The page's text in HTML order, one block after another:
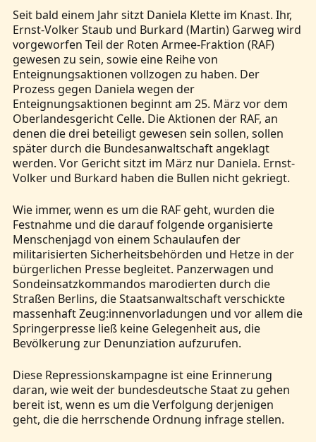
Seit bald einem Jahr sitzt Daniela Klette im Knast. Ihr,
Ernst-Volker Staub und Burkard (Martin) Garweg wird
vorgeworfen Teil der Roten Armee-Fraktion (RAF)
gewesen zu sein, sowie eine Reihe von
Enteignungsaktionen vollzogen zu haben. Der
Prozess gegen Daniela wegen der
Enteignungsaktionen beginnt am 25. März vor dem
Oberlandesgericht Celle. Die Aktionen der RAF, an
denen die drei beteiligt gewesen sein sollen, sollen
später durch die Bundesanwaltschaft angeklagt
werden. Vor Gericht sitzt im März nur Daniela. Ernst-
Volker und Burkard haben die Bullen nicht gekriegt.
Wie immer, wenn es um die RAF geht, wurden die
Festnahme und die darauf folgende organisierte
Menschenjagd von einem Schaulaufen der
militarisierten Sicherheitsbehörden und Hetze in der
bürgerlichen Presse begleitet. Panzerwagen und
Sondeinsatzkommandos marodierten durch die
Straßen Berlins, die Staatsanwaltschaft verschickte
massenhaft Zeug:innenvorladungen und vor allem die
Springerpresse ließ keine Gelegenheit aus, die
Bevölkerung zur Denunziation aufzurufen.
Diese Repressionskampagne ist eine Erinnerung
daran, wie weit der bundesdeutsche Staat zu gehen
bereit ist, wenn es um die Verfolgung derjenigen
geht, die die herrschende Ordnung infrage stellen.